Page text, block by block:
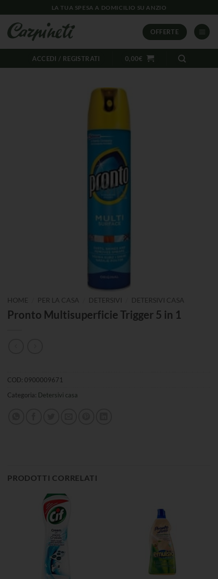
LA TUA SPESA A DOMICILIO SU ANZIO
OFFERTE
ACCEDI / REGISTRATI 0,00€
HOME PER LA CASA DETERSIVI DETERSIVI CASA
Pronto Multisuperficie Trigger 5 in 1
COD: 0900009671
Categoria: Detersivi casa
PRODOTTI CORRELATI